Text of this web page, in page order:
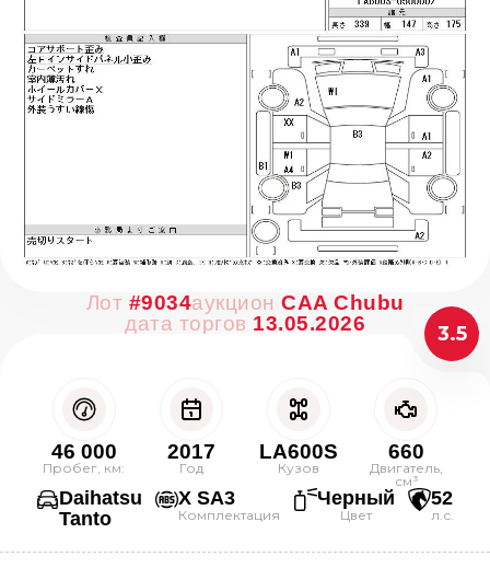
Лот #9034аукцион CAA Chubu
дата торгов 13.05.2026 3.5
46 000
Пробег, км:
2017
Год
LA600S
Кузов
660
Двигатель,
см³
Daihatsu
Tanto
X SA3
Комплектация
Черный
Цвет
52
л.с.